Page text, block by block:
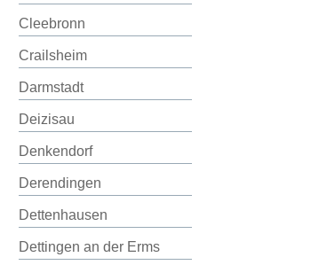
Cleebronn
Crailsheim
Darmstadt
Deizisau
Denkendorf
Derendingen
Dettenhausen
Dettingen an der Erms